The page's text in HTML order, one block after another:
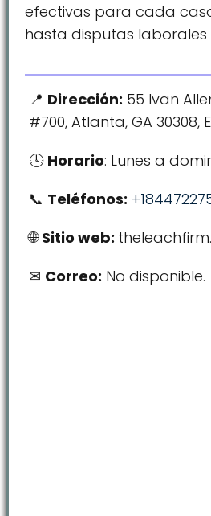
efectivas para cada
hasta disputas laborales
Dirección: 55 Ivan
#700, Atlanta, GA 30308,
Horario: Lunes a
Teléfonos:
Sitio web:
Correo: No disponible.